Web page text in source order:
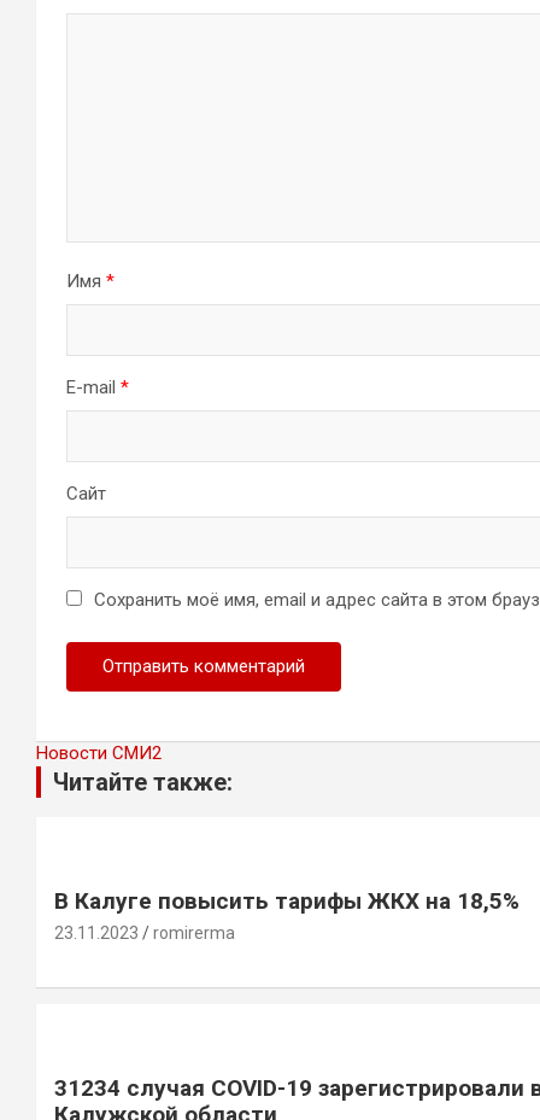
Имя *
E-mail *
Сайт
Сохранить моё имя, email и адрес сайта в этом
Новости СМИ2
Читайте также:
В Калуге повысить тарифы ЖКХ на 18,5%
23.11.2023 romirerma
31234 случая COVID-19 зарегистрировали